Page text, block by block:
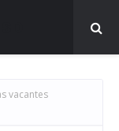
vacantes